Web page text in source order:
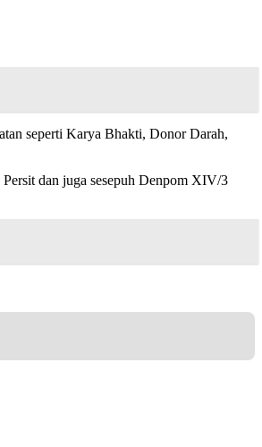
seperti Karya Bhakti, Donor Darah,
dan juga sesepuh Denpom XIV/3